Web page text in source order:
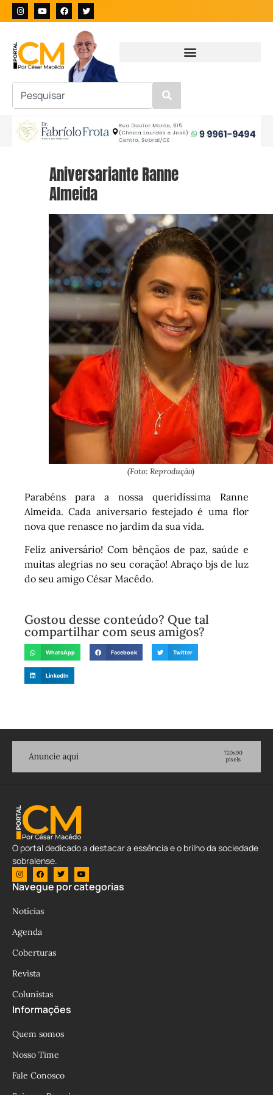
Aniversariante Ranne
Almeida
(Foto: Reprodução)
Parabéns para a nossa queridíssima Ranne
Almeida. Cada aniversario festejado é uma flor
nova que renasce no jardim da sua vida.
Feliz aniversário! Com bênçãos de paz, saúde e
muitas alegrias no seu coração! Abraço bjs de luz
do seu amigo César Macêdo.
Gostou desse conteúdo? Que tal
compartilhar com seus amigos?
WhatsApp Facebook Twitter
LinkedIn
O portal dedicado a destacar a essência e o brilho da sociedade
sobralense.
Navegue por categorias
Notícias
Agenda
Coberturas
Revista
Colunistas
Informações
Quem somos
Nosso Time
Fale Conosco